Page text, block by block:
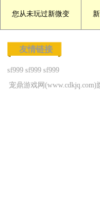
您从未玩过新微变
友情链接
sf999 sf999 sf999
宠鼎游戏网